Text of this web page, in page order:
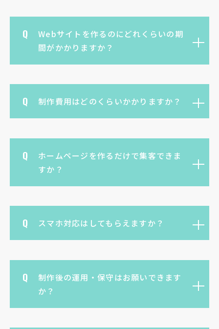
Webサイトを作るのにどれくらいの期
間がかかりますか？
制作費用はどのくらいかかりますか？
ホームページを作るだけで集客できま
すか？
スマホ対応はしてもらえますか？
制作後の運用・保守はお願いできます
か？